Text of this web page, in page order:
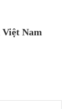
Nam